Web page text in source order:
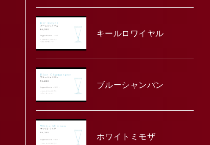
キールロワイヤル
ブルーシャンパン
ホワイトミモザ